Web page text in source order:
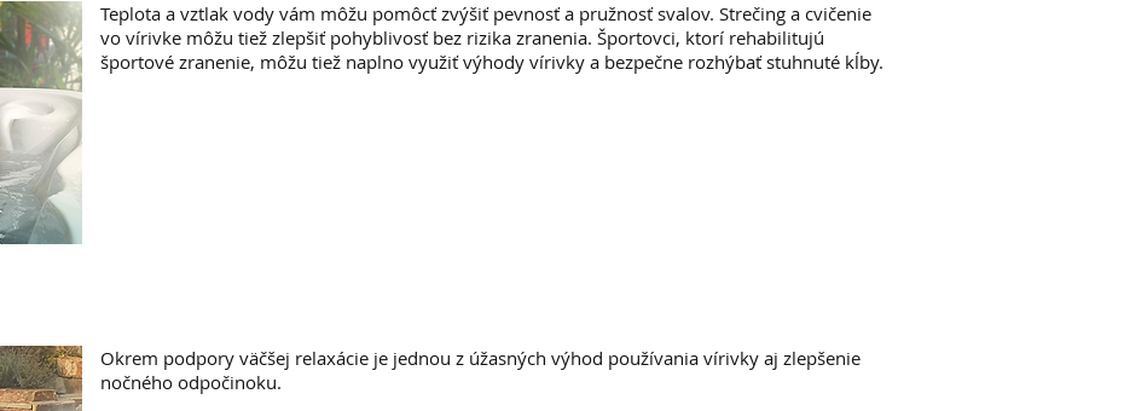
Teplota a vztlak vody vám môžu pomôcť zvýšiť pevnosť a pružnosť svalov. Strečing a cvičenie
vo vírivke môžu tiež zlepšiť pohyblivosť bez rizika zranenia. Športovci, ktorí rehabilitujú
športové zranenie, môžu tiež naplno využiť výhody vírivky a bezpečne rozhýbať stuhnuté kĺby.
Okrem podpory väčšej relaxácie je jednou z úžasných výhod používania vírivky aj zlepšenie
nočného odpočinoku.